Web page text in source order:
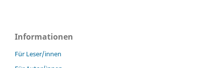
Informationen
Für Leser/innen